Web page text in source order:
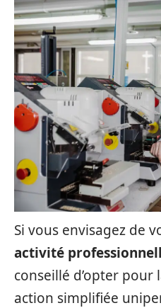
Si vous envisagez de
activité
conseillé d’opter pour
action simplifiée